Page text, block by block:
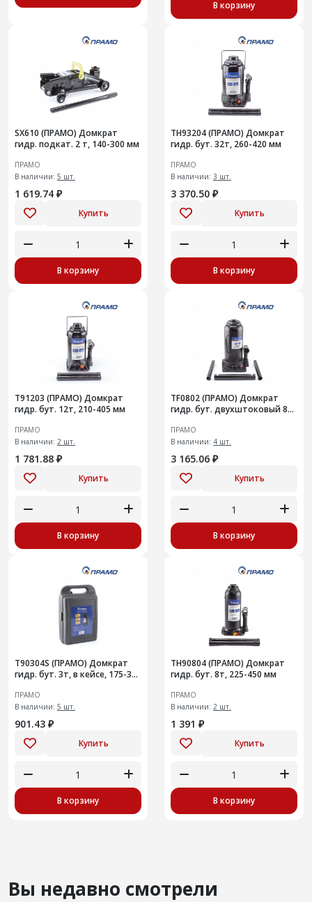
В корзину
SX610 (ПРАМО) Домкрат
гидр. подкат. 2 т, 140-300 мм
ПРАМО
В наличии: 5 шт.
1 619.74 ₽
Купить
В корзину
TH93204 (ПРАМО) Домкрат
гидр. бут. 32т, 260-420 мм
ПРАМО
В наличии: 3 шт.
3 370.50 ₽
Купить
В корзину
T91203 (ПРАМО) Домкрат
гидр. бут. 12т, 210-405 мм
ПРАМО
В наличии: 2 шт.
1 781.88 ₽
Купить
В корзину
TF0802 (ПРАМО) Домкрат
гидр. бут. двухштоковый 8т,
ПРАМО
В наличии: 4 шт.
3 165.06 ₽
Купить
В корзину
T90304S (ПРАМО) Домкрат
гидр. бут. 3т, в кейсе, 175-345
ПРАМО
В наличии: 5 шт.
901.43 ₽
Купить
В корзину
TH90804 (ПРАМО) Домкрат
гидр. бут. 8т, 225-450 мм
ПРАМО
В наличии: 2 шт.
1 391 ₽
Купить
В корзину
Вы недавно смотрели